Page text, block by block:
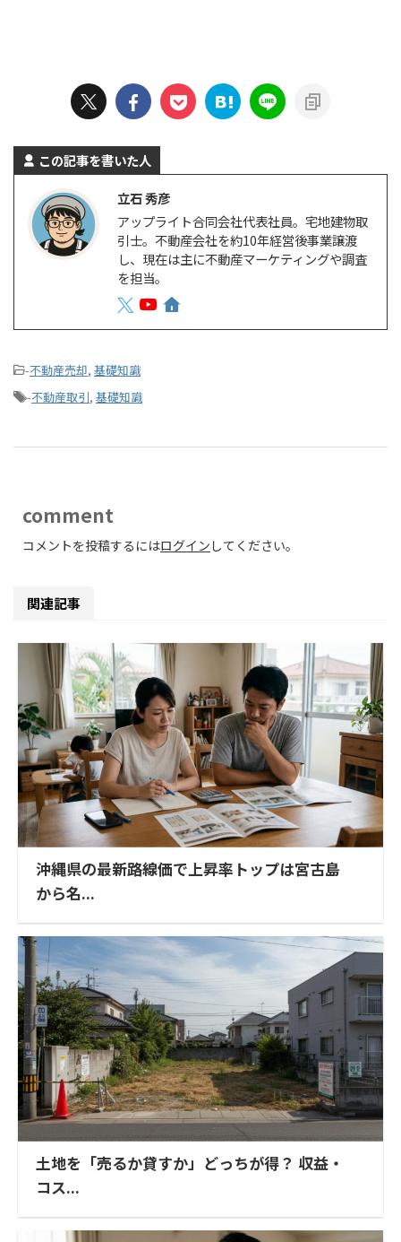
この記事を書いた人
立石 秀彦
アップライト合同会社代表社員。宅地建物取
引士。不動産会社を約10年経営後事業譲渡
し、現在は主に不動産マーケティングや調査
を担当。
-不動産売却, 基礎知識
-不動産取引, 基礎知識
comment
コメントを投稿するにはログイン してください。
関連記事
沖縄県の最新路線価で上昇率トップは宮古島
から名...
土地を「売るか貸すか」どっちが得？ 収益・
コス...